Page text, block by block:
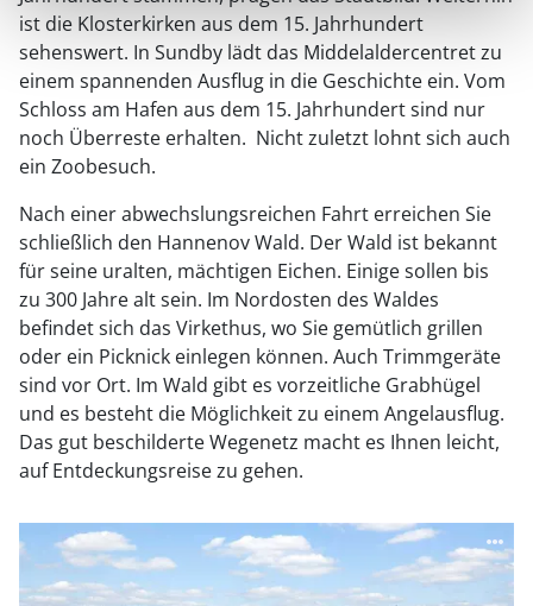
ist die Klosterkirken aus dem 15. Jahrhundert
sehenswert. In Sundby lädt das Middelaldercentret zu
einem spannenden Ausflug in die Geschichte ein. Vom
Schloss am Hafen aus dem 15. Jahrhundert sind nur
noch Überreste erhalten. Nicht zuletzt lohnt sich auch
ein Zoobesuch.
Nach einer abwechslungsreichen Fahrt erreichen Sie
schließlich den Hannenov Wald. Der Wald ist bekannt
für seine uralten, mächtigen Eichen. Einige sollen bis
zu 300 Jahre alt sein. Im Nordosten des Waldes
befindet sich das Virkethus, wo Sie gemütlich grillen
oder ein Picknick einlegen können. Auch Trimmgeräte
sind vor Ort. Im Wald gibt es vorzeitliche Grabhügel
und es besteht die Möglichkeit zu einem Angelausflug.
Das gut beschilderte Wegenetz macht es Ihnen leicht,
auf Entdeckungsreise zu gehen.